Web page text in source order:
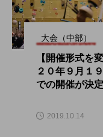
大会（中部）
【開催形式を
２０年９月１
での開催が決定
2019.10.14